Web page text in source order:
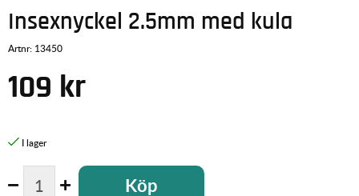
Insexnyckel 2.5mm med kula
Artnr: 13450
109 kr
Köp